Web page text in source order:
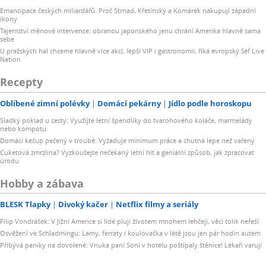
Emancipace českých miliardářů. Proč Strnad, Křetínský a Komárek nakupují západní
ikony
Tajemství měnové intervence: obranou japonského jenu chrání Amerika hlavně sama
sebe
U pražských hal chceme hlavně více akcí, lepší VIP i gastronomii, říká evropský šéf Live
Nation
Recepty
Oblíbené zimní polévky Domácí pekárny Jídlo podle horoskopu
Sladký poklad u cesty: Využijte letní špendlíky do tvarohového koláče, marmelády
nebo kompotu
Domácí kečup pečený v troubě: Vyžaduje minimum práce a chutná lépe než vařený
Cuketová zmrzlina? Vyzkoušejte nečekaný letní hit a geniální způsob, jak zpracovat
úrodu
Hobby a zábava
BLESK Tlapky Divoký kačer Netflix filmy a seriály
Filip Vondrášek: V Jižní Americe si lidé plují životem mnohem lehčeji, věci tolik neřeší
Osvěžení ve Schladmingu: Lamy, ferraty i koulovačka v létě jsou jen pár hodin autem
Přibývá paniky na dovolené: Vnuka paní Soni v hotelu poštípaly štěnice! Lékaři varují